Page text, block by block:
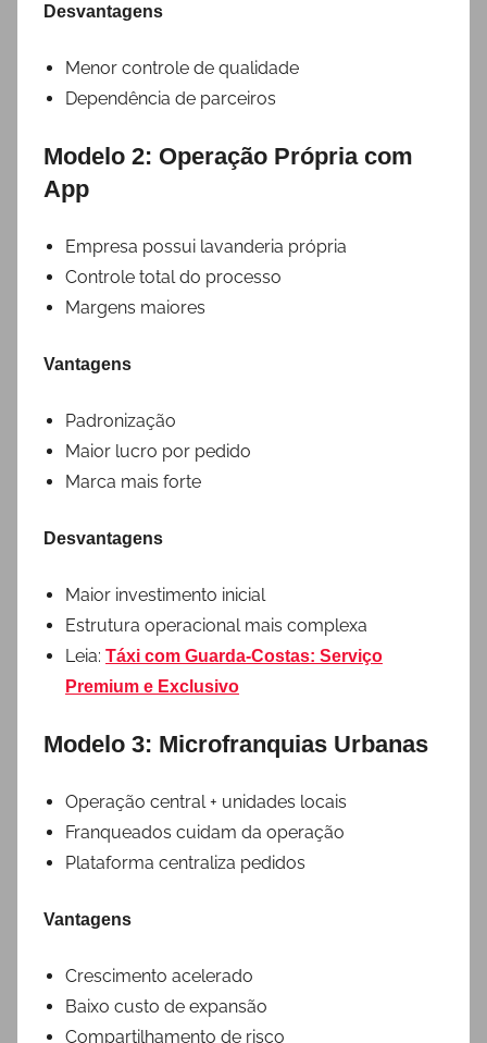
Desvantagens
Menor controle de qualidade
Dependência de parceiros
Modelo 2: Operação Própria com
App
Empresa possui lavanderia própria
Controle total do processo
Margens maiores
Vantagens
Padronização
Maior lucro por pedido
Marca mais forte
Desvantagens
Maior investimento inicial
Estrutura operacional mais complexa
Leia: Táxi com Guarda-Costas: Serviço
Premium e Exclusivo
Modelo 3: Microfranquias Urbanas
Operação central + unidades locais
Franqueados cuidam da operação
Plataforma centraliza pedidos
Vantagens
Crescimento acelerado
Baixo custo de expansão
Compartilhamento de risco